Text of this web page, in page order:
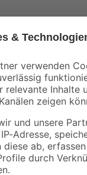
Rohrbogen 72° Ø 8
12,99€